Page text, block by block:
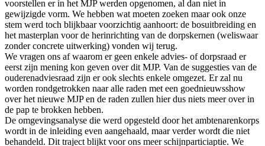
voorstellen er in het MJP werden opgenomen, al dan niet in
gewijzigde vorm. We hebben wat moeten zoeken maar ook onze
stem werd toch blijkbaar voorzichtig aanhoort: de bosuitbreiding en
het masterplan voor de herinrichting van de dorpskernen (weliswaar
zonder concrete uitwerking) vonden wij terug.
We vragen ons af waarom er geen enkele advies- of dorpsraad er
eerst zijn mening kon geven over dit MJP. Van de suggesties van de
ouderenadviesraad zijn er ook slechts enkele omgezet. Er zal nu
worden rondgetrokken naar alle raden met een goednieuwsshow
over het nieuwe MJP en de raden zullen hier dus niets meer over in
de pap te brokken hebben.
De omgevingsanalyse die werd opgesteld door het ambtenarenkorps
wordt in de inleiding even aangehaald, maar verder wordt die niet
behandeld. Dit traject blijkt voor ons meer schijnparticiaptie. We